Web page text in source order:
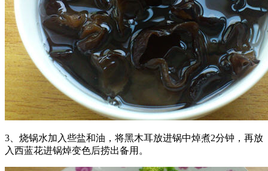
3、烧锅水加入些盐和油，将黑木耳放进锅中焯煮2分钟，再放
入西蓝花进锅焯变色后捞出备用。